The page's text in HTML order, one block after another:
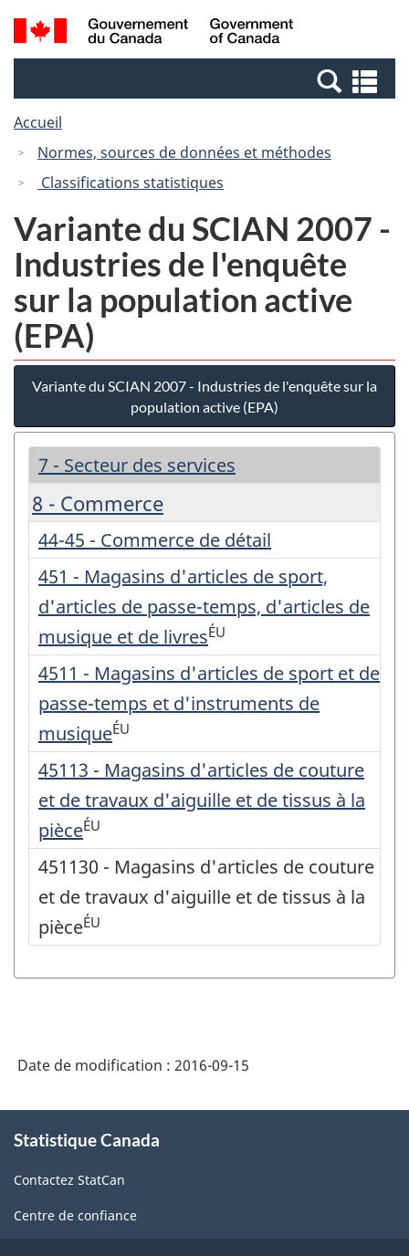
Passer
au
Passer
à
Canada
Recherche
et
et
Accueil
Normes, sources de données et méthodes
Classifications statistiques
Variante du SCIAN 2007 -
Industries de l'enquête
sur la population active
(EPA)
Variante du SCIAN 2007 - Industries de l'enquête sur la
population active (EPA)
7 - Secteur des services
8 - Commerce
44-45 - Commerce de détail
451 - Magasins d'articles de sport,
d'articles de passe-temps, d'articles de
musique et de livresÉU
4511 - Magasins d'articles de sport et de
passe-temps et d'instruments de
musiqueÉU
45113 - Magasins d'articles de couture
et de travaux d'aiguille et de tissus à la
pièceÉU
451130 - Magasins d'articles de couture
et de travaux d'aiguille et de tissus à la
pièceÉU
Date de modification : 2016-09-15
propos
ce
site
Statistique Canada
Contactez StatCan
Centre de confiance